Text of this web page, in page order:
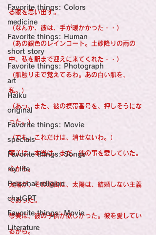
Favorite things: Colors
medicine
Favorite things: Human
short story
Favorite things: Photograph
art
Haiku
original
Favorite things: Movie
specials
Favorite things: Songs
my life
Personal religion
chatGPT
Favorite things: Movie
Literature
る眼を思い出す。
（なんか、彼は、手が暖かかった・・）
（あの銀色のレインコート。土砂降りの雨の
中、私を駅まで迎えに来てくれた・・）
（肌触りまで覚えてるわ。あの白い肌を、
私。）
（あっ、また、彼の携帯番号を、押しそうにな
った。）
（でも、これだけは、消せないわ。）
琴美は、本当は、まだ、彼の事を愛していた。
心から。
太陽が、その理由は、太陽は、結婚しない主義
であった。
琴美は、彼の子供が欲しかった。彼を愛してい
るから。